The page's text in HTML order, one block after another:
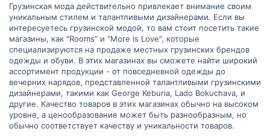
Грузинская мода действительно привлекает внимание своим
уникальным стилем и талантливыми дизайнерами. Если вы
интересуетесь грузинской модой, то вам стоит посетить такие
магазины, как "Rooms" и "More is Love", которые
специализируются на продаже местных грузинских брендов
одежды и обуви. В этих магазинах вы сможете найти широкий
ассортимент продукции - от повседневной одежды до
вечерних нарядов, представленной талантливыми грузинскими
дизайнерами, такими как George Keburia, Lado Bokuchava, и
другие. Качество товаров в этих магазинах обычно на высоком
уровне, а ценообразование может быть разнообразным, но
обычно соответствует качеству и уникальности товаров.